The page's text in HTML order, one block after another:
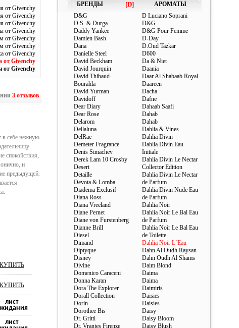
от Givenchy
от Givenchy
от Givenchy
от Givenchy
от Givenchy
от Givenchy
от Givenchy
от Givenchy
от Givenchy
3 отзывов
в себе нежную
спокойствия,
и
предыдущей.
КУПИТЬ
КУПИТЬ
лист
лист
БРЕНДЫ [D]
АРОМАТЫ
D&G
D.S. & Durga
Daddy Yankee
Damien Bash
Dana
Danielle Steel
David Beckham
David Jourquin
David Thibaud-
Bourahla
David Yurman
Davidoff
Dear Diary
Dear Rose
Delarom
Dellaluna
DelRae
Demeter Fragrance
Denis Simachev
Derek Lam 10 Crosby
Desert
Detaille
Devota & Lomba
Diadema Exclusif
Diana Ross
Diana Vreeland
Diane Pernet
Diane von Furstenberg
Dianne Brill
Diesel
Dimand
Diptyque
Disney
Divine
Domenico Caraceni
Donna Karan
Dora The Explorer
Dorall Collection
Dorin
Dorothee Bis
Dr. Gritti
Dr. Vranjes Firenze
D Luciano Soprani
D&G
D&G Pour Femme
D-Day
D.Oud Tazkar
D600
Da & Niet
Daania
Daar Al Shabaab Royal
Daareen
Dacha
Dafne
Dahaab Saafi
Dahab
Dahab
Dahlia & Vines
Dahlia Divin
Dahlia Divin Eau
Initiale
Dahlia Divin Le Nectar
Collector Edition
Dahlia Divin Le Nectar
de Parfum
Dahlia Divin Nude Eau
de Parfum
Dahlia Noir
Dahlia Noir Le Bal Eau
de Parfum
Dahlia Noir Le Bal Eau
de Toilette
Dahlia Noir L`Eau
Dahn Al Oudh Raysan
Dahn Oudh Al Shams
Daim Blond
Daima
Daima
Daimiris
Daisies
Daisies
Daisy
Daisy Bloom
Daisy Blush